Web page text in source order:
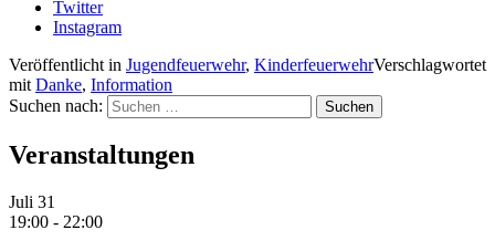
Twitter
Instagram
Veröffentlicht in Jugendfeuerwehr, KinderfeuerwehrVerschlagwortet
mit Danke, Information
Suchen nach:
Veranstaltungen
Juli 31
19:00 - 22:00